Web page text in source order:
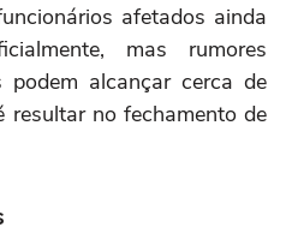
afetados ainda
mas rumores
alcançar cerca de
resultar no fechamento de